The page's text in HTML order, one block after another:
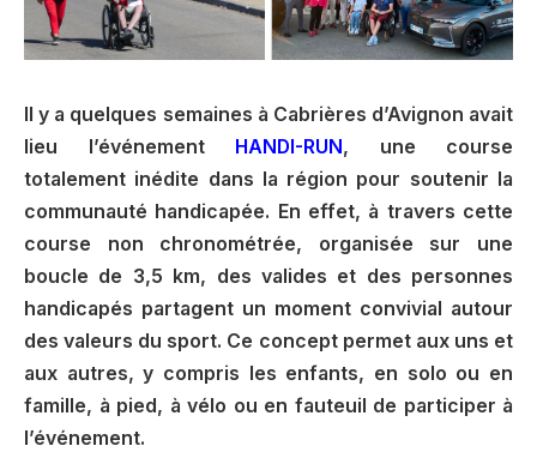
Il y a quelques semaines à Cabrières d’Avignon avait
lieu l’événement
HANDI-RUN , une course
totalement inédite dans la région pour soutenir la
communauté handicapée. En effet, à travers cette
course non chronométrée, organisée sur une
boucle de 3,5 km, des valides et des personnes
handicapés partagent un moment convivial autour
des valeurs du sport. Ce concept permet aux uns et
aux autres, y compris les enfants, en solo ou en
famille, à pied, à vélo ou en fauteuil de participer à
l’événement.